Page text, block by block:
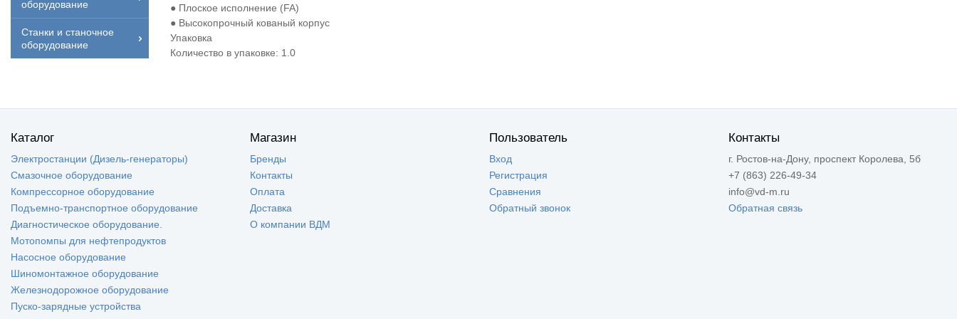
оборудование
Станки и станочное
оборудование
● Плоское исполнение (FA)
● Высокопрочный кованый корпус
Упаковка
Количество в упаковке: 1.0
Каталог
Электростанции (Дизель-генераторы)
Смазочное оборудование
Компрессорное оборудование
Подъемно-транспортное оборудование
Диагностическое оборудование.
Мотопомпы для нефтепродуктов
Насосное оборудование
Шиномонтажное оборудование
Железнодорожное оборудование
Пуско-зарядные устройства
Магазин
Бренды
Контакты
Оплата
Доставка
О компании ВДМ
Пользователь
Вход
Регистрация
Сравнения
Обратный звонок
Контакты
г. Ростов-на-Дону, проспект Королева, 5б
+7 (863) 226-49-34
info@vd-m.ru
Обратная связь